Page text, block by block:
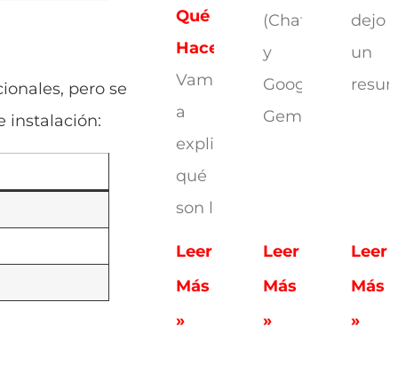
pero se
instalación:
Qué
Hacen
Vamos
a
explicarte
qué
son los
Leer
Más
»
(ChatGPT)
y
Google
Gemini
Leer
Más
»
dejo
un
Leer
Más
»